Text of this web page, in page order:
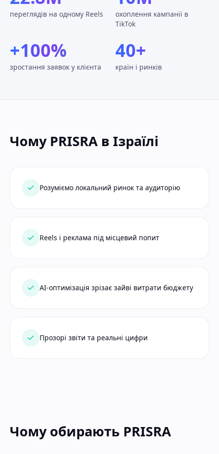
переглядів на одному Reels
охоплення кампанії в
TikTok
+100%
зростання заявок у клієнта
40+
країн і ринків
Чому PRISRA в Ізраїлі
Розуміємо локальний ринок та аудиторію
Reels і реклама під місцевий попит
AI-оптимізація зрізає зайві витрати бюджету
Прозорі звіти та реальні цифри
Чому обирають PRISRA